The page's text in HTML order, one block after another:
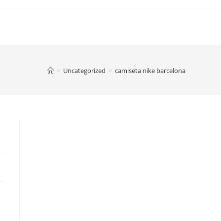
> Uncategorized > camiseta nike barcelona